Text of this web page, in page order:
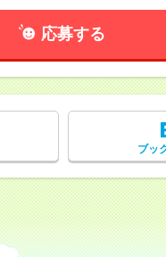
応募する
ブッ